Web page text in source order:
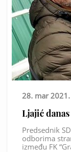
28. mar 2021.
Ljajić
Predsednik
odborima
između FK